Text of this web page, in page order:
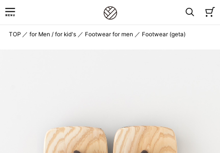
TOP ／ for Men / for kid's ／ Footwear for men ／ Footwear (geta)